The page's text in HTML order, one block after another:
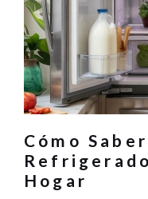
Cómo
Hogar